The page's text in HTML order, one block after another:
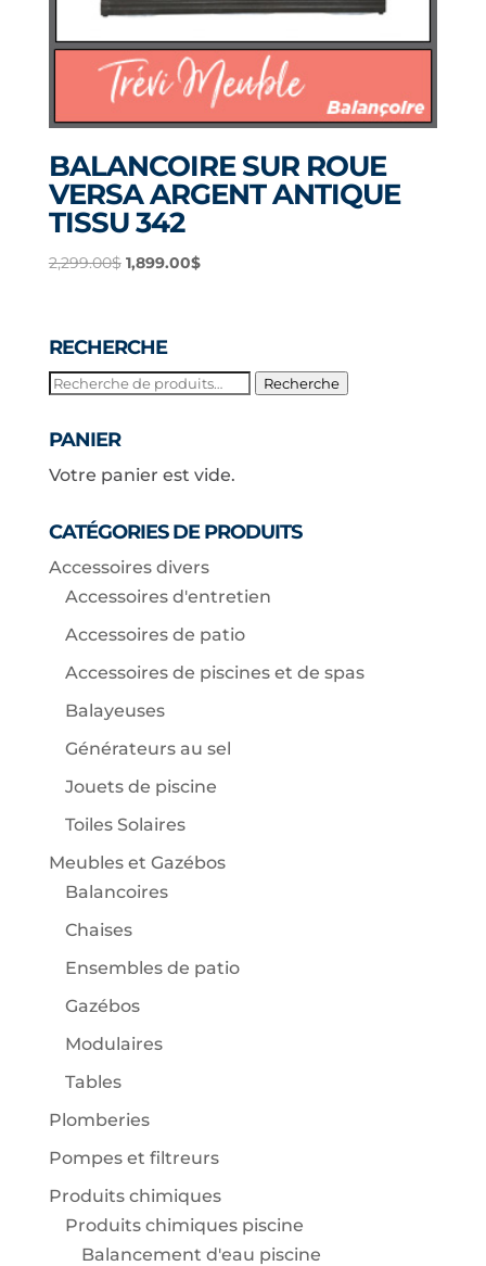
BALANCOIRE SUR ROUE
VERSA ARGENT ANTIQUE
TISSU 342
2,299.00$ Le
était :
2,299.00$.
1,899.00$Le
RECHERCHE
Recherche
Recherche
PANIER
Votre panier est vide.
CATÉGORIES DE PRODUITS
Accessoires divers
Accessoires d'entretien
Accessoires de patio
Accessoires de piscines et de spas
Balayeuses
Générateurs au sel
Jouets de piscine
Toiles Solaires
Meubles et Gazébos
Balancoires
Chaises
Ensembles de patio
Gazébos
Modulaires
Tables
Plomberies
Pompes et filtreurs
Produits chimiques
Produits chimiques piscine
Balancement d'eau piscine